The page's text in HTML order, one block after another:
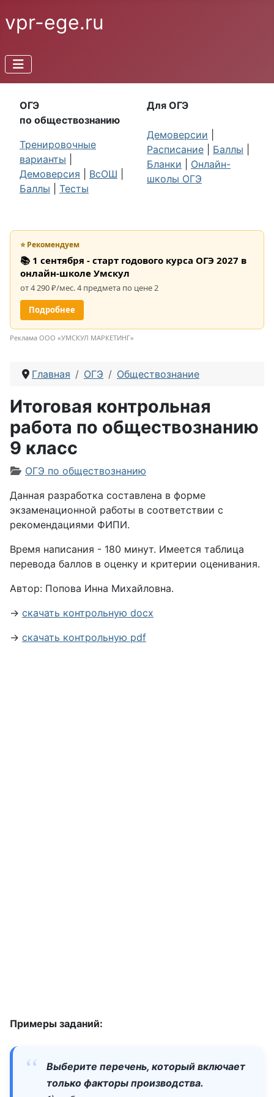
vpr-ege.ru
ОГЭ
по обществознанию
Тренировочные
варианты
Демоверсия
ВсОШ
Баллы
Тесты
Для ОГЭ
Демоверсии
Расписание
Баллы
Бланки
Онлайн-
школы ОГЭ
⭐ Рекомендуем
📚 1 сентября - старт годового курса ОГЭ 2027 в
онлайн-школе Умскул
от 4 290 ₽/мес. 4 предмета по цене 2
Подробнее
Реклама ООО «УМСКУЛ МАРКЕТИНГ»
Главная ОГЭ Обществознание
Итоговая контрольная
работа по обществознанию
9 класс
Информация о материале
ОГЭ по обществознанию
Данная разработка составлена в форме
экзаменационной работы в соответствии с
рекомендациями ФИПИ.
Время написания - 180 минут. Имеется таблица
перевода баллов в оценку и критерии оценивания.
Автор: Попова Инна Михайловна.
→ скачать контрольную docx
→ скачать контрольную pdf
Примеры заданий:
Выберите перечень, который включает
только факторы производства.